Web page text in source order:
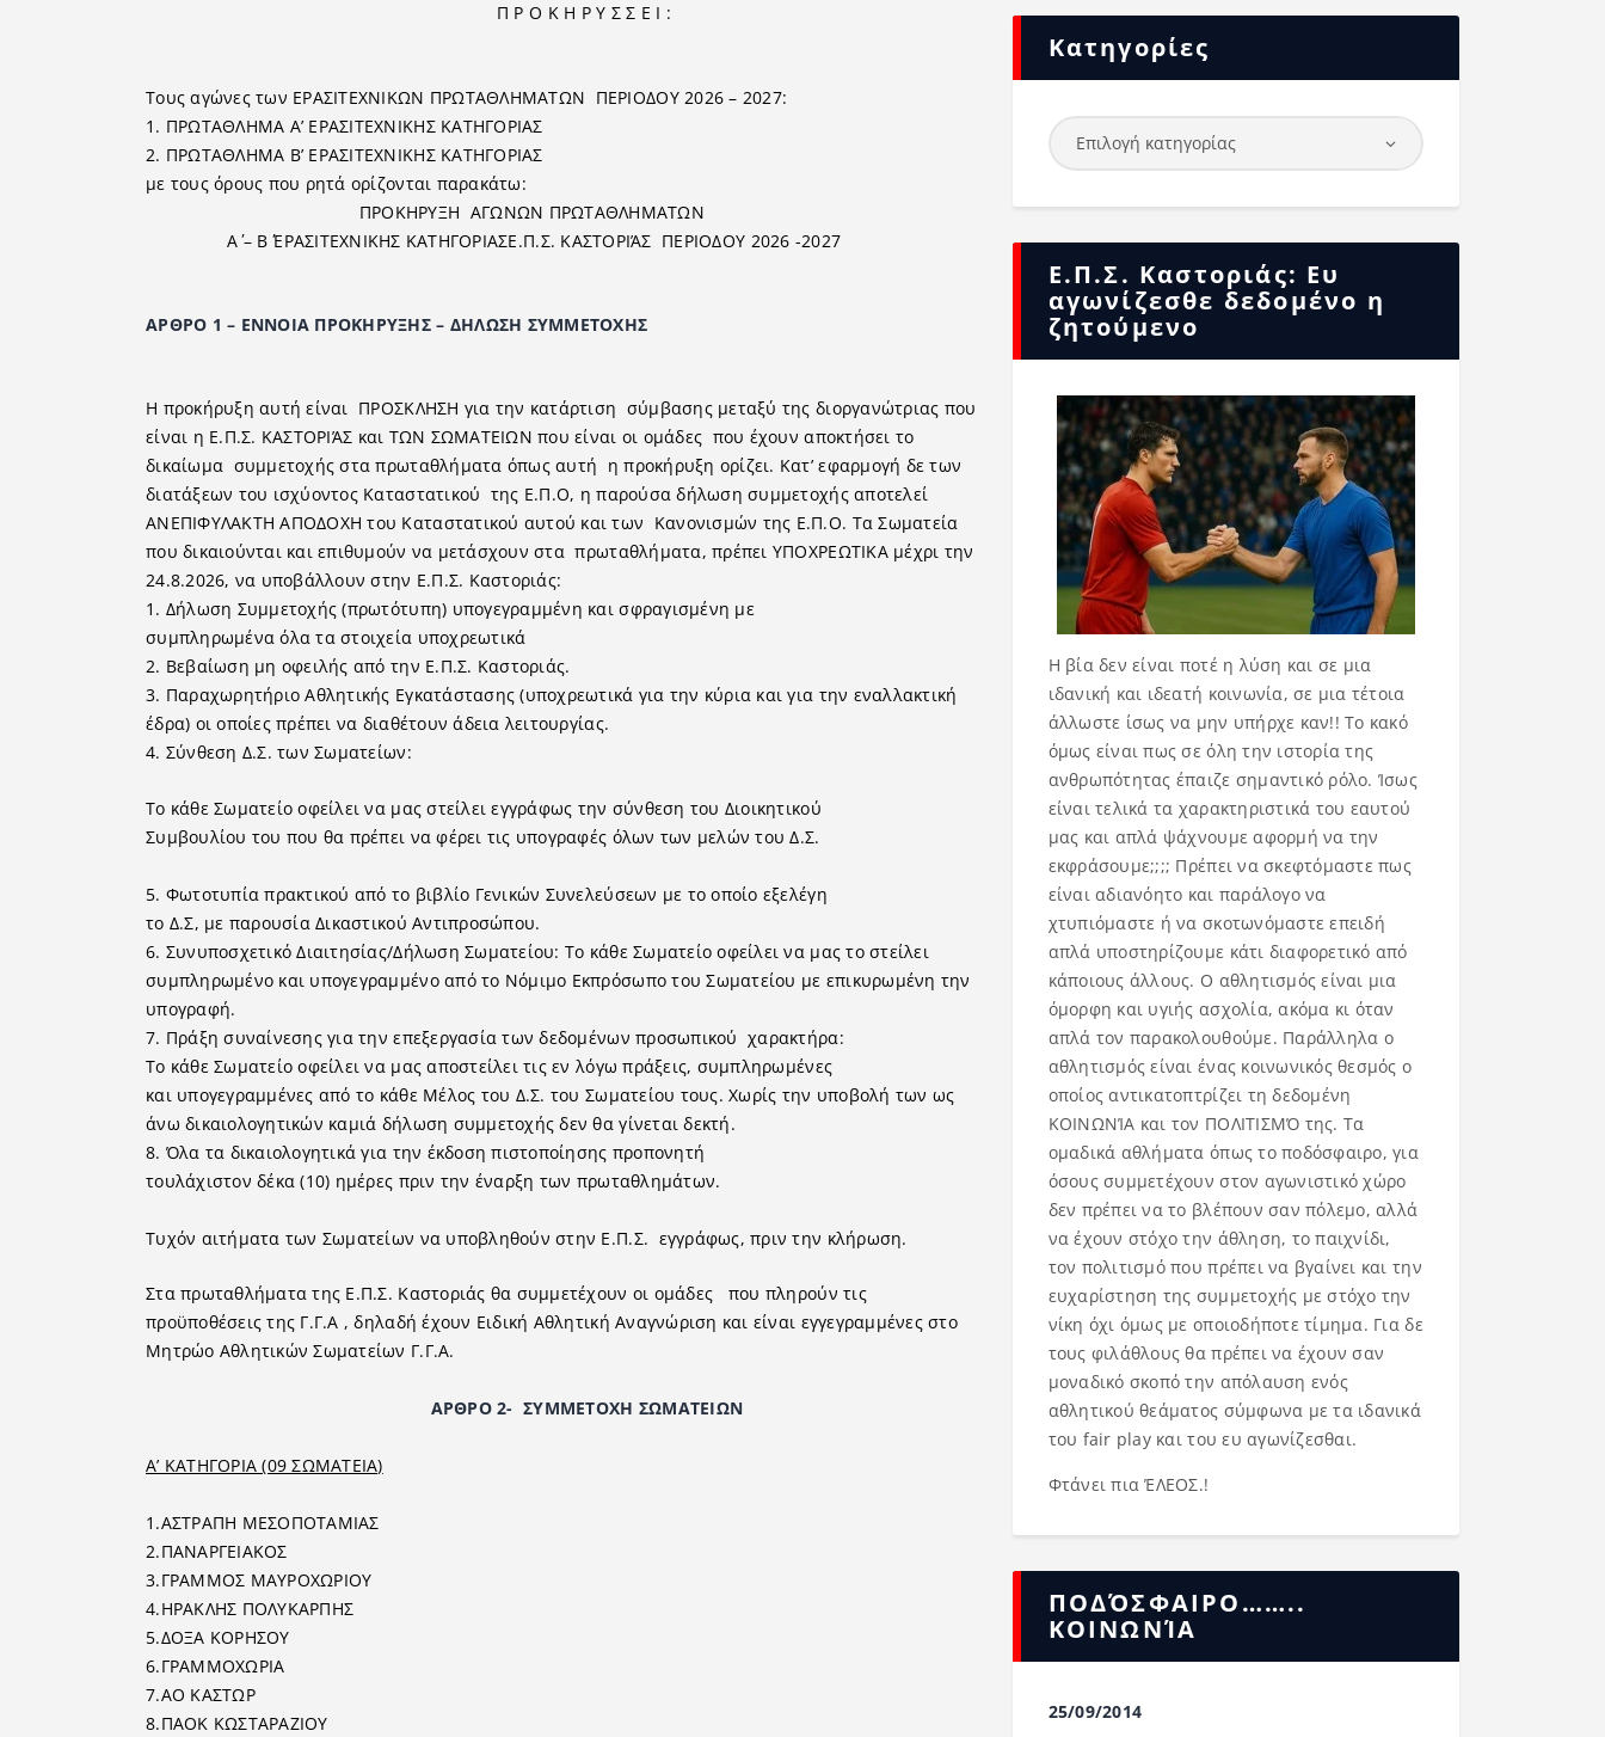
Π Ρ Ο Κ Η Ρ Υ Σ Σ Ε Ι :
Τους αγώνες των ΕΡΑΣΙΤΕΧΝΙΚΩΝ ΠΡΩΤΑΘΛΗΜΑΤΩΝ ΠΕΡΙΟ∆ΟΥ 2026 – 2027:
1. ΠΡΩΤΑΘΛΗΜΑ Α’ ΕΡΑΣΙΤΕΧΝΙΚΗΣ ΚΑΤΗΓΟΡΙΑΣ
2. ΠΡΩΤΑΘΛΗΜΑ Β’ ΕΡΑΣΙΤΕΧΝΙΚΗΣ ΚΑΤΗΓΟΡΙΑΣ
με τους όρους που ρητά ορίζονται παρακάτω:
ΠΡΟΚΗΡΥΞΗ ΑΓΩΝΩΝ ΠΡΩΤΑΘΛΗΜΑΤΩΝ
Α΄ – Β΄ ΕΡΑΣΙΤΕΧΝΙΚΗΣ ΚΑΤΗΓΟΡΙΑΣΕ.Π.Σ. ΚΑΣΤΟΡΙΆΣ ΠΕΡΙΟΔΟΥ 2026 -2027
ΑΡΘΡΟ 1 – ΕΝΝΟΙΑ ΠΡΟΚΗΡΥΞΗΣ – ∆ΗΛΩΣΗ ΣΥΜΜΕΤΟΧΗΣ
Η προκήρυξη αυτή είναι ΠΡΟΣΚΛΗΣΗ για την κατάρτιση σύμβασης μεταξύ της διοργανώτριας που
είναι η Ε.Π.Σ. ΚΑΣΤΟΡΙΆΣ και ΤΩΝ ΣΩΜΑΤΕΙΩΝ που είναι οι ομάδες που έχουν αποκτήσει το
δικαίωμα συμμετοχής στα πρωταθλήματα όπως αυτή η προκήρυξη ορίζει. Κατ’ εφαρμογή δε των
διατάξεων του ισχύοντος Καταστατικού της Ε.Π.Ο, η παρούσα δήλωση συμμετοχής αποτελεί
ΑΝΕΠΙΦΥΛΑΚΤΗ ΑΠΟ∆ΟΧΗ του Καταστατικού αυτού και των Κανονισμών της Ε.Π.Ο. Τα Σωματεία
που δικαιούνται και επιθυμούν να μετάσχουν στα πρωταθλήματα, πρέπει ΥΠΟΧΡΕΩΤΙΚΑ μέχρι την
24.8.2026, να υποβάλλουν στην Ε.Π.Σ. Καστοριάς:
1. Δήλωση Συμμετοχής (πρωτότυπη) υπογεγραμμένη και σφραγισμένη με
συμπληρωμένα όλα τα στοιχεία υποχρεωτικά
2. Βεβαίωση μη οφειλής από την Ε.Π.Σ. Καστοριάς.
3. Παραχωρητήριο Αθλητικής Εγκατάστασης (υποχρεωτικά για την κύρια και για την εναλλακτική
έδρα) οι οποίες πρέπει να διαθέτουν άδεια λειτουργίας.
4. Σύνθεση Δ.Σ. των Σωματείων:
Το κάθε Σωματείο οφείλει να μας στείλει εγγράφως την σύνθεση του Διοικητικού
Συμβουλίου του που θα πρέπει να φέρει τις υπογραφές όλων των μελών του Δ.Σ.
5. Φωτοτυπία πρακτικού από το βιβλίο Γενικών Συνελεύσεων με το οποίο εξελέγη
το Δ.Σ, με παρουσία Δικαστικού Αντιπροσώπου.
6. Συνυποσχετικό Διαιτησίας/Δήλωση Σωματείου: Το κάθε Σωματείο οφείλει να μας το στείλει
συμπληρωμένο και υπογεγραμμένο από το Νόμιμο Εκπρόσωπο του Σωματείου με επικυρωμένη την
υπογραφή.
7. Πράξη συναίνεσης για την επεξεργασία των δεδομένων προσωπικού χαρακτήρα:
Το κάθε Σωματείο οφείλει να μας αποστείλει τις εν λόγω πράξεις, συμπληρωμένες
και υπογεγραμμένες από το κάθε Μέλος του Δ.Σ. του Σωματείου τους. Χωρίς την υποβολή των ως
άνω δικαιολογητικών καμιά δήλωση συμμετοχής δεν θα γίνεται δεκτή.
8. Όλα τα δικαιολογητικά για την έκδοση πιστοποίησης προπονητή
τουλάχιστον δέκα (10) ημέρες πριν την έναρξη των πρωταθλημάτων.
Τυχόν αιτήματα των Σωματείων να υποβληθούν στην Ε.Π.Σ. εγγράφως, πριν την κλήρωση.
Στα πρωταθλήματα της Ε.Π.Σ. Καστοριάς θα συμμετέχουν οι ομάδες που πληρούν τις
προϋποθέσεις της Γ.Γ.Α , δηλαδή έχουν Ειδική Αθλητική Αναγνώριση και είναι εγγεγραμμένες στο
Μητρώο Αθλητικών Σωματείων Γ.Γ.Α.
ΑΡΘΡΟ 2- ΣΥΜΜΕΤΟΧΗ ΣΩΜΑΤΕΙΩΝ
Α’ ΚΑΤΗΓΟΡΙΑ (09 ΣΩΜΑΤΕΙΑ)
1.ΑΣΤΡΑΠΗ ΜΕΣΟΠΟΤΑΜΙΑΣ
2.ΠΑΝΑΡΓΕΙΑΚΟΣ
3.ΓΡΑΜΜΟΣ ΜΑΥΡΟΧΩΡΙΟΥ
4.ΗΡΑΚΛΗΣ ΠΟΛΥΚΑΡΠΗΣ
5.ΔΟΞΑ ΚΟΡΗΣΟΥ
6.ΓΡΑΜΜΟΧΩΡΙΑ
7.ΑΟ ΚΑΣΤΩΡ
8.ΠΑΟΚ ΚΩΣΤΑΡΑΖΙΟΥ
Κατηγορίες
Ε.Π.Σ. Καστοριάς: Ευ
αγωνίζεσθε δεδομένο η
ζητούμενο
Η βία δεν είναι ποτέ η λύση και σε μια
ιδανική και ιδεατή κοινωνία, σε μια τέτοια
άλλωστε ίσως να μην υπήρχε καν!! Το κακό
όμως είναι πως σε όλη την ιστορία της
ανθρωπότητας έπαιζε σημαντικό ρόλο. Ίσως
είναι τελικά τα χαρακτηριστικά του εαυτού
μας και απλά ψάχνουμε αφορμή να την
εκφράσουμε;;;; Πρέπει να σκεφτόμαστε πως
είναι αδιανόητο και παράλογο να
χτυπιόμαστε ή να σκοτωνόμαστε επειδή
απλά υποστηρίζουμε κάτι διαφορετικό από
κάποιους άλλους. Ο αθλητισμός είναι μια
όμορφη και υγιής ασχολία, ακόμα κι όταν
απλά τον παρακολουθούμε. Παράλληλα ο
αθλητισμός είναι ένας κοινωνικός θεσμός ο
οποίος αντικατοπτρίζει τη δεδομένη
ΚΟΙΝΩΝΊΑ και τον ΠΟΛΙΤΙΣΜΌ της. Τα
ομαδικά αθλήματα όπως το ποδόσφαιρο, για
όσους συμμετέχουν στον αγωνιστικό χώρο
δεν πρέπει να το βλέπουν σαν πόλεμο, αλλά
να έχουν στόχο την άθληση, το παιχνίδι,
τον πολιτισμό που πρέπει να βγαίνει και την
ευχαρίστηση της συμμετοχής με στόχο την
νίκη όχι όμως με οποιοδήποτε τίμημα. Για δε
τους φιλάθλους θα πρέπει να έχουν σαν
μοναδικό σκοπό την απόλαυση ενός
αθλητικού θεάματος σύμφωνα με τα ιδανικά
του fair play και του ευ αγωνίζεσθαι.
Φτάνει πια ΈΛΕΟΣ.!
ΠΟΔΌΣΦΑΙΡΟ……..
ΚΟΙΝΩΝΊΑ
25/09/2014